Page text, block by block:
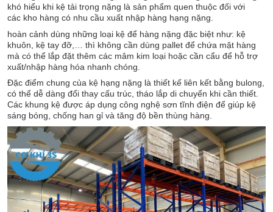
khó hiểu khi kệ tải trọng nặng là sản phẩm quen thuộc đối với
các kho hàng có nhu cầu xuất nhập hàng hạng nặng.
hoàn cảnh dùng những loại kệ để hàng nặng đặc biệt như: kệ
khuôn, kệ tay đỡ,… thì không cần dùng pallet để chứa mặt hàng
mà có thể lắp đặt thêm các mâm kim loại hoặc cần cẩu để hỗ trợ
xuất/nhập hàng hóa nhanh chóng.
Đặc điểm chung của kệ hạng nặng là thiết kế liên kết bằng bulong,
có thể dễ dàng đổi thay cấu trúc, tháo lắp di chuyển khi cần thiết.
Các khung kệ được áp dụng công nghệ sơn tĩnh điện để giúp kệ
sáng bóng, chống han gỉ và tăng độ bền thùng hàng.